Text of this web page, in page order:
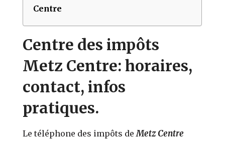
Centre
Centre des impôts
Metz Centre: horaires,
contact, infos
pratiques.
Le téléphone des impôts deMetz Centre